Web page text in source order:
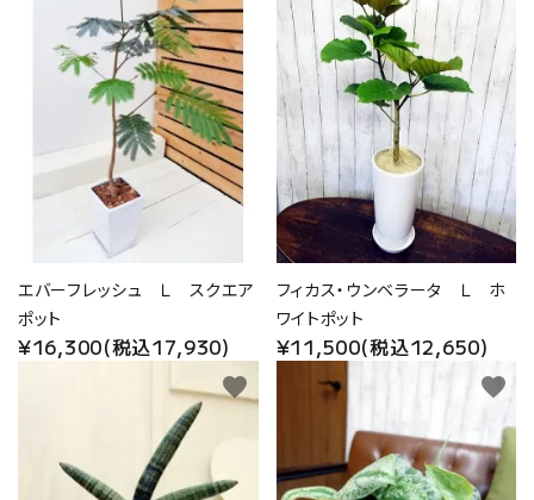
エバーフレッシュ Ｌ スクエア
ポット
¥16,300(税込17,930)
フィカス・ウンベラータ Ｌ ホ
ワイトポット
¥11,500(税込12,650)
favorite favorite